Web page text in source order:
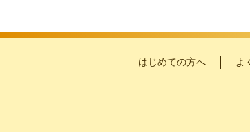
はじめての方へ よ